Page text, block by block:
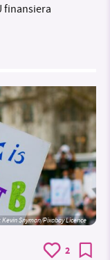
finansiera
Kevin Snyman/Pixabay Licence
2